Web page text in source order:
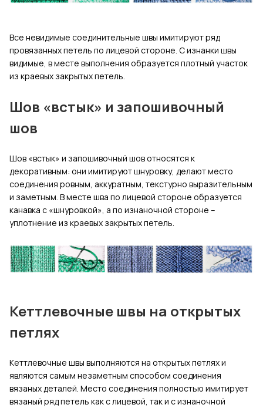
Все невидимые соединительные швы имитируют ряд
провязанных петель по лицевой стороне. С изнанки швы
видимые, в месте выполнения образуется плотный участок
из краевых закрытых петель.
Шов «встык» и запошивочный
шов
Шов «встык» и запошивочный шов относятся к
декоративным: они имитируют шнуровку, делают место
соединения ровным, аккуратным, текстурно выразительным
и заметным. В месте шва по лицевой стороне образуется
канавка с «шнуровкой», а по изнаночной стороне –
уплотнение из краевых закрытых петель.
Кеттлевочные швы на открытых
петлях
Кеттлевочные швы выполняются на открытых петлях и
являются самым незаметным способом соединения
вязаных деталей. Место соединения полностью имитирует
вязаный ряд петель как с лицевой, так и с изнаночной